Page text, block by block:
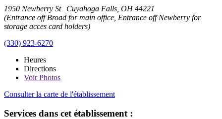
1950 Newberry St Cuyahoga Falls, OH 44221
(Entrance off Broad for main office, Entrance off Newberry for
storage acces card holders)
(330) 923-6270
Heures
Directions
VoirPhotos
Consulter la carte de l'établissement
Services dans cet établissement :